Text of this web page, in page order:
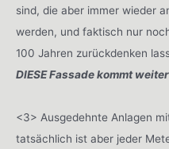
sind, die aber immer wieder
werden, und faktisch nur
100 Jahren zurückdenken
DIESE Fassade kommt
<3> Ausgedehnte Anlagen
tatsächlich ist aber jeder